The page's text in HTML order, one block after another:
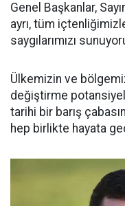
Genel Başkanlar,
ayrı, tüm
saygılarımızı
Ülkemizin ve
değiştirme
tarihi bir barış
hep birlikte hayata